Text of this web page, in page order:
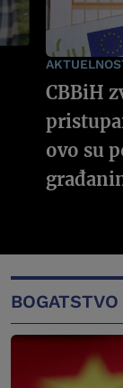
CBBiH
ovo su
BOGATSTVO